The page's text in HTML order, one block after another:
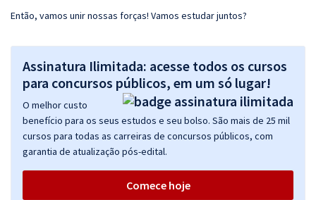
Então, vamos unir nossas forças! Vamos estudar juntos?
Assinatura Ilimitada: acesse todos os cursos
para concursos públicos, em um só lugar!
O melhor custo
benefício para os seus estudos e seu bolso. São mais de 25 mil
cursos para todas as carreiras de concursos públicos, com
garantia de atualização pós-edital.
Comece hoje